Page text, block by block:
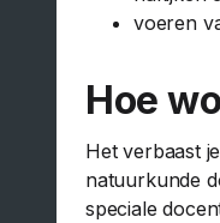
voeren
Hoe
Het verbaast
natuurkunde
speciale